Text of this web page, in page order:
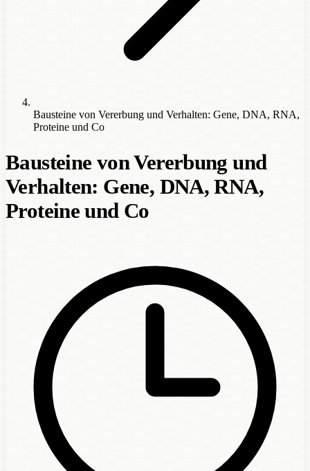
Bausteine von Vererbung und Verhalten: Gene, DNA, RNA,
Proteine und Co
Bausteine von Vererbung und
Verhalten: Gene, DNA, RNA,
Proteine und Co